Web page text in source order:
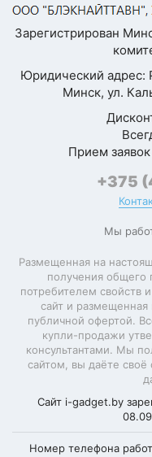
Платформа
Процессор
Суммарное
количество ядер
Тактовая частота
Микроархитектура
ЦПУ
Техпроцесс
Графический
Оставить
отзыв
Комментарий
Зарегистрирован
Юридический адрес:
Минск, ул.
Прием
+375
Мы
Размещенная на
получения общего
потребителем свойств
сайт и
публичной офертой.
купли-продажи
консультантами. Мы
сайтом, вы даёте своё
Сайт i-gadget.by
Номер телефона